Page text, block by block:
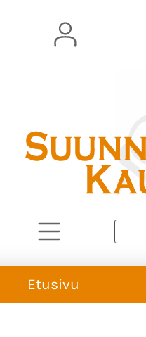
Etusivu